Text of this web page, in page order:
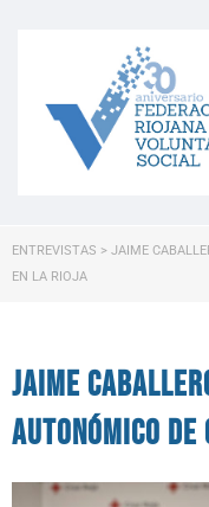
ENTREVISTAS > JAIME
EN LA RIOJA
Jaime
autonómico de